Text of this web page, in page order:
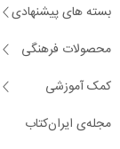
بسته های پیشنهادی
محصولات فرهنگی
کمک آموزشی
مجله‌ی ایران‌کتاب
زمان بود و بسیاری از
از زندگی رسیدند.
هنر اخوان در
وجود آورد که خاص